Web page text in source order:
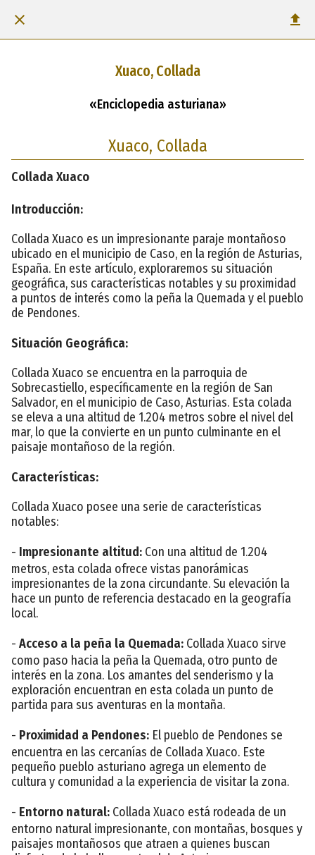
Xuaco, Collada
«Enciclopedia asturiana»
Xuaco, Collada
Collada Xuaco
Introducción:
Collada Xuaco es un impresionante paraje montañoso
ubicado en el municipio de Caso, en la región de Asturias,
España. En este artículo, exploraremos su situación
geográfica, sus características notables y su proximidad
a puntos de interés como la peña la Quemada y el pueblo
de Pendones.
Situación Geográfica:
Collada Xuaco se encuentra en la parroquia de
Sobrecastiello, específicamente en la región de San
Salvador, en el municipio de Caso, Asturias. Esta colada
se eleva a una altitud de 1.204 metros sobre el nivel del
mar, lo que la convierte en un punto culminante en el
paisaje montañoso de la región.
Características:
Collada Xuaco posee una serie de características
notables:
- Impresionante altitud: Con una altitud de 1.204
metros, esta colada ofrece vistas panorámicas
impresionantes de la zona circundante. Su elevación la
hace un punto de referencia destacado en la geografía
local.
- Acceso a la peña la Quemada: Collada Xuaco sirve
como paso hacia la peña la Quemada, otro punto de
interés en la zona. Los amantes del senderismo y la
exploración encuentran en esta colada un punto de
partida para sus aventuras en la montaña.
- Proximidad a Pendones: El pueblo de Pendones se
encuentra en las cercanías de Collada Xuaco. Este
pequeño pueblo asturiano agrega un elemento de
cultura y comunidad a la experiencia de visitar la zona.
- Entorno natural: Collada Xuaco está rodeada de un
entorno natural impresionante, con montañas, bosques y
paisajes montañosos que atraen a quienes buscan